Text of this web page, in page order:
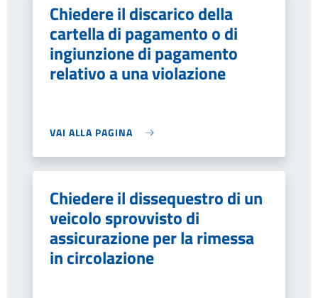
Chiedere il discarico della
cartella di pagamento o di
ingiunzione di pagamento
relativo a una violazione
VAI ALLA PAGINA
Chiedere il dissequestro di un
veicolo sprovvisto di
assicurazione per la rimessa
in circolazione